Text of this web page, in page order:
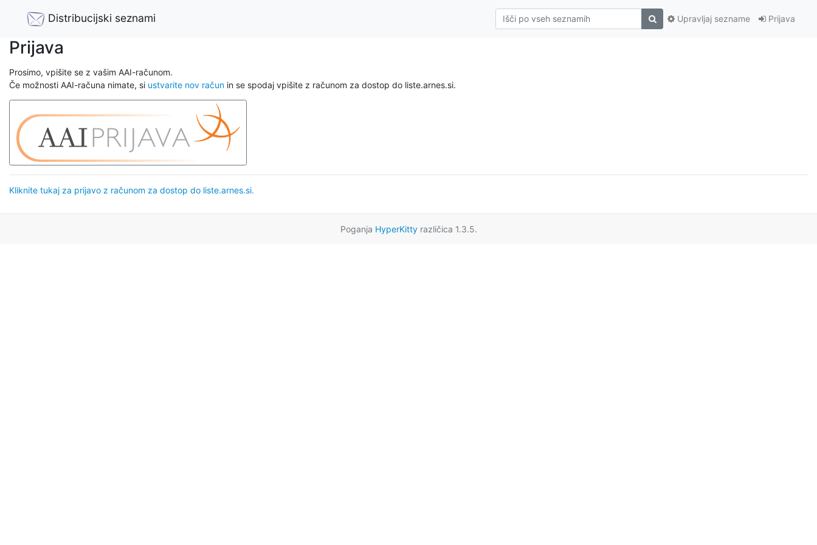
Distribucijski seznami Prijava
Upravljaj sezname
Prijava
Prosimo, vpišite se z vašim AAI-računom.
Če možnosti AAI-računa nimate, si ustvarite nov račun in se spodaj vpišite z računom za dostop do liste.arnes.si.
Kliknite tukaj za prijavo z računom za dostop do liste.arnes.si.
Poganja HyperKittyrazličica 1.3.5.